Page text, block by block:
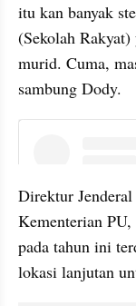
itu kan banyak
(Sekolah
murid. Cuma,
sambung Dody.
Direktur
Kementerian
pada tahun ini
lokasi lanjutan